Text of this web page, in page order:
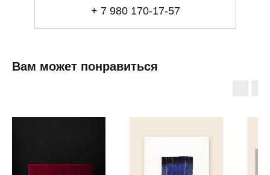
+ 7 980 170-17-57
Вам может понравиться
Декор
Ценность обретения
Купить за 100 000 ₽
Купить за 100 000 ₽